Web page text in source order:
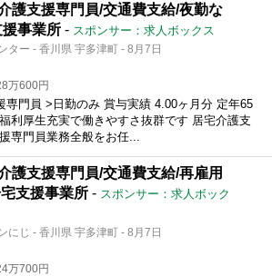
護支援専門員/交通費支給/夜勤な
援事業所 - スポンサー：求人ボックス
ター - 香川県 宇多津町 - 8月7日
万600円
専門員 >日勤のみ 賞与実績 4.00ヶ月分 定年65
利厚生充実で働きやすさ抜群です 居宅介護支
専門員業務全般をお任...
護支援専門員/交通費支給/再雇用
支援事業所 - スポンサー：求人ボック
にじ - 香川県 宇多津町 - 8月7日
万700円